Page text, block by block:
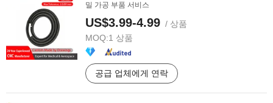
밀 가공 부품 서비스
US$3.99-4.99 / 상품
MOQ:1 상품
공급 업체에게 연락